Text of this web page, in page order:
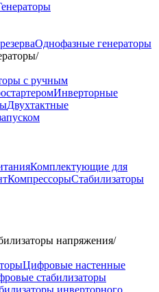
Однофазные генераторы
/
с ручным
Инверторные
Двухтактные
Комплектующие для
КомпрессорыСтабилизаторы
напряжения/
Цифровые настенные
стабилизаторы
инверторного